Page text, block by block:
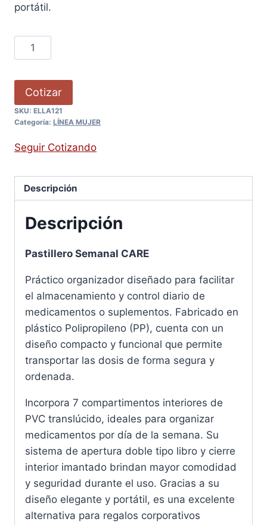
portátil.
Cotizar
SKU: ELLA121
Categoría: LÍNEA MUJER
Seguir Cotizando
Descripción
Descripción
Pastillero Semanal CARE
Práctico organizador diseñado para facilitar
el almacenamiento y control diario de
medicamentos o suplementos. Fabricado en
plástico Polipropileno (PP), cuenta con un
diseño compacto y funcional que permite
transportar las dosis de forma segura y
ordenada.
Incorpora 7 compartimentos interiores de
PVC translúcido, ideales para organizar
medicamentos por día de la semana. Su
sistema de apertura doble tipo libro y cierre
interior imantado brindan mayor comodidad
y seguridad durante el uso. Gracias a su
diseño elegante y portátil, es una excelente
alternativa para regalos corporativos